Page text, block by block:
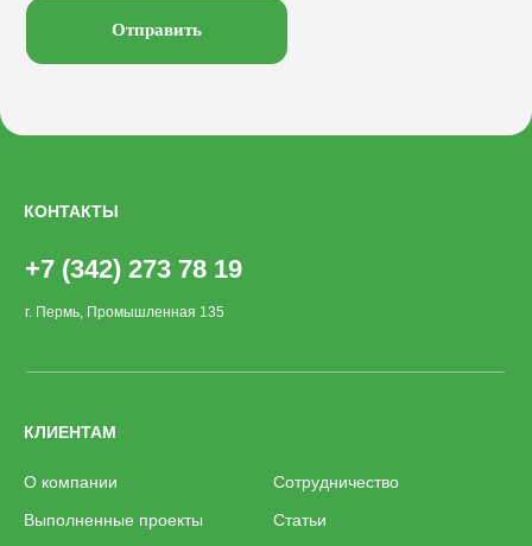
Отправить
КЛИЕНТАМ
КОНТАКТЫ
+7 (342) 273 78 19
О компании
Выполненные проекты
Сотрудничество
Статьи
г. Пермь, Промышленная 135